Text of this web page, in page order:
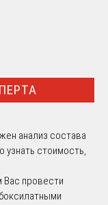
анализ состава
узнать стоимость,
Вас провести